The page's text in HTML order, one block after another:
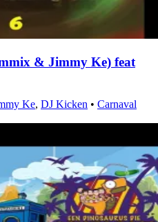
& Jimmy Ke) feat
Ke, DJ Kicken • Carnaval